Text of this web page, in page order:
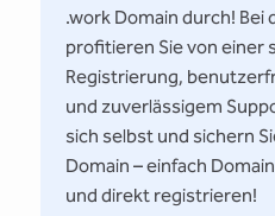
.work Domain durch!
profitieren Sie von einer
Registrierung,
und zuverlässigem
sich selbst und sichern
Domain – einfach
und direkt registrieren!